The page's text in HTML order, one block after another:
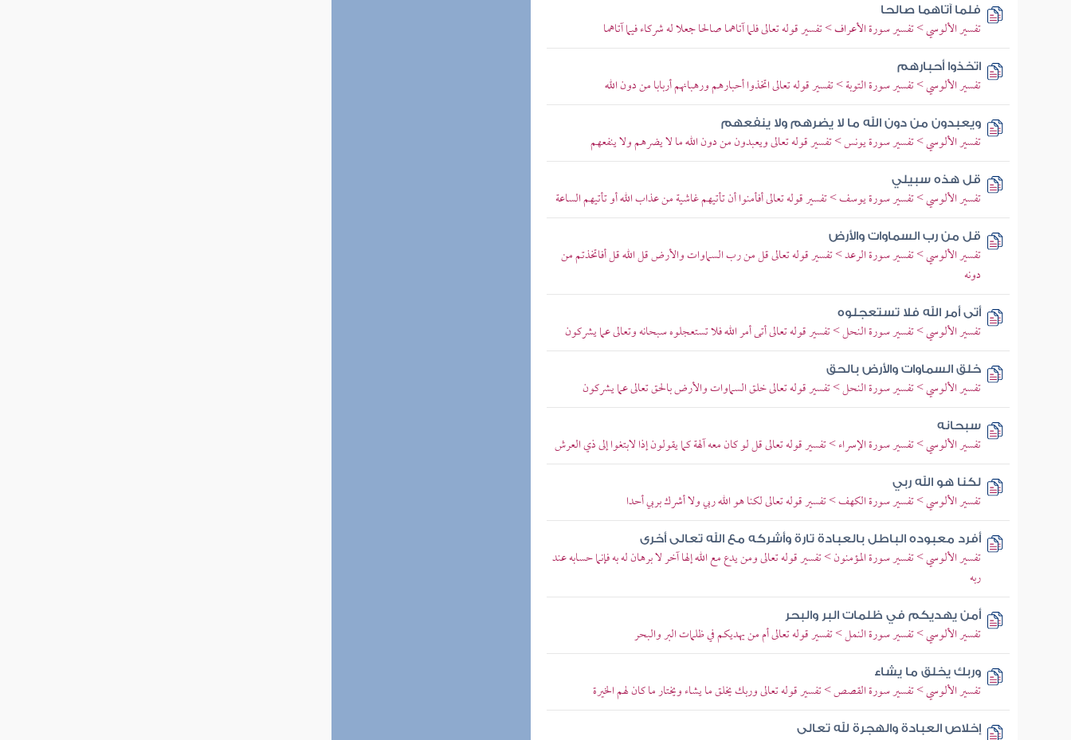
فلما آتاهما صالحا
تفسير الألوسي > تفسير سورة الأعراف > تفسير قوله تعالى فلما آتاهما صالحا جعلا له شركاء فيما آتاهما
اتخذوا أحبارهم
تفسير الألوسي > تفسير سورة التوبة > تفسير قوله تعالى اتخذوا أحبارهم ورهبانهم أربابا من دون الله
ويعبدون من دون الله ما لا يضرهم ولا ينفعهم
تفسير الألوسي > تفسير سورة يونس > تفسير قوله تعالى ويعبدون من دون الله ما لا يضرهم ولا ينفعهم
قل هذه سبيلي
تفسير الألوسي > تفسير سورة يوسف > تفسير قوله تعالى أفأمنوا أن تأتيهم غاشية من عذاب الله أو تأتيهم الساعة
قل من رب السماوات والأرض
تفسير الألوسي > تفسير سورة الرعد > تفسير قوله تعالى قل من رب السماوات والأرض قل الله قل أفاتخذتم من
دونه
أتى أمر الله فلا تستعجلوه
تفسير الألوسي > تفسير سورة النحل > تفسير قوله تعالى أتى أمر الله فلا تستعجلوه سبحانه وتعالى عما يشركون
خلق السماوات والأرض بالحق
تفسير الألوسي > تفسير سورة النحل > تفسير قوله تعالى خلق السماوات والأرض بالحق تعالى عما يشركون
سبحانه
تفسير الألوسي > تفسير سورة الإسراء > تفسير قوله تعالى قل لو كان معه آلهة كما يقولون إذا لابتغوا إلى ذي العرش
لكنا هو الله ربي
تفسير الألوسي > تفسير سورة الكهف > تفسير قوله تعالى لكنا هو الله ربي ولا أشرك بربي أحدا
أفرد معبوده الباطل بالعبادة تارة وأشركه مع الله تعالى أخرى
تفسير الألوسي > تفسير سورة المؤمنون > تفسير قوله تعالى ومن يدع مع الله إلها آخر لا برهان له به فإنما حسابه عند
ربه
أمن يهديكم في ظلمات البر والبحر
تفسير الألوسي > تفسير سورة النمل > تفسير قوله تعالى أم من يهديكم في ظلمات البر والبحر
وربك يخلق ما يشاء
تفسير الألوسي > تفسير سورة القصص > تفسير قوله تعالى وربك يخلق ما يشاء ويختار ما كان لهم الخيرة
إخلاص العبادة والهجرة لله تعالى